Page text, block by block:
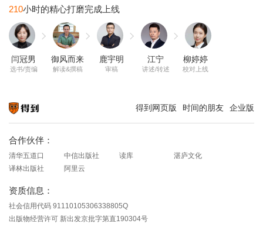
210
闫冠男
选书/责编
御风而来
解读&撰稿
鹿宇明
审稿
江宁
讲述/转述
柳婷婷
校对上线
得到网页版 时间的朋友 企业版
合作伙伴：
清华五道口 中信出版社 读库
湛庐文化
译林出版社
阿里云
资质信息：
社会信用代码 91110105306338805Q
出版物经营许可 新出发京批字第直190304号